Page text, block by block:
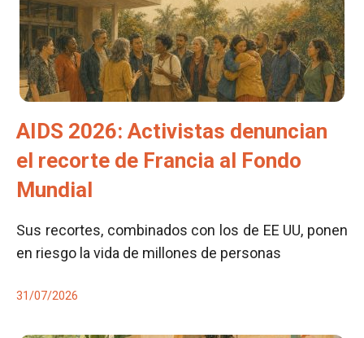
AIDS 2026: Activistas denuncian
el recorte de Francia al Fondo
Mundial
Sus recortes, combinados con los de EE UU, ponen
en riesgo la vida de millones de personas
31/07/2026